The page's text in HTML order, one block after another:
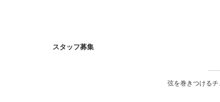
弦を巻きつけるチ